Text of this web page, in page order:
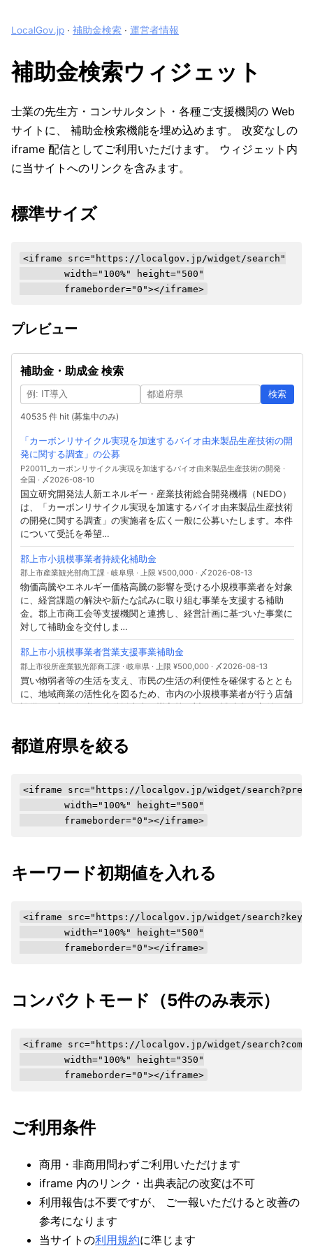
LocalGov.jp · 補助金検索 · 運営者情報
補助金検索ウィジェット
士業の先生方・コンサルタント・各種ご支援機関の Web
サイトに、 補助金検索機能を埋め込めます。 改変なしの
iframe 配信としてご利用いただけます。 ウィジェット内
に当サイトへのリンクを含みます。
標準サイズ
<iframe src="https://localgov.jp/widget/search"
        width="100%" height="500"
        frameborder="0"></iframe>
プレビュー
都道府県を絞る
<iframe src="https://localgov.jp/widget/
        width="100%" height="500"
        frameborder="0"></iframe>
キーワード初期値を入れる
<iframe src="https://localgov.jp/widget/
        width="100%" height="500"
        frameborder="0"></iframe>
コンパクトモード（5件のみ表示）
<iframe src="https://localgov.jp/widget/
        width="100%" height="350"
        frameborder="0"></iframe>
ご利用条件
商用・非商用問わずご利用いただけます
iframe 内のリンク・出典表記の改変は不可
利用報告は不要ですが、 ご一報いただけると改善の
参考になります
当サイトの利用規約に準じます